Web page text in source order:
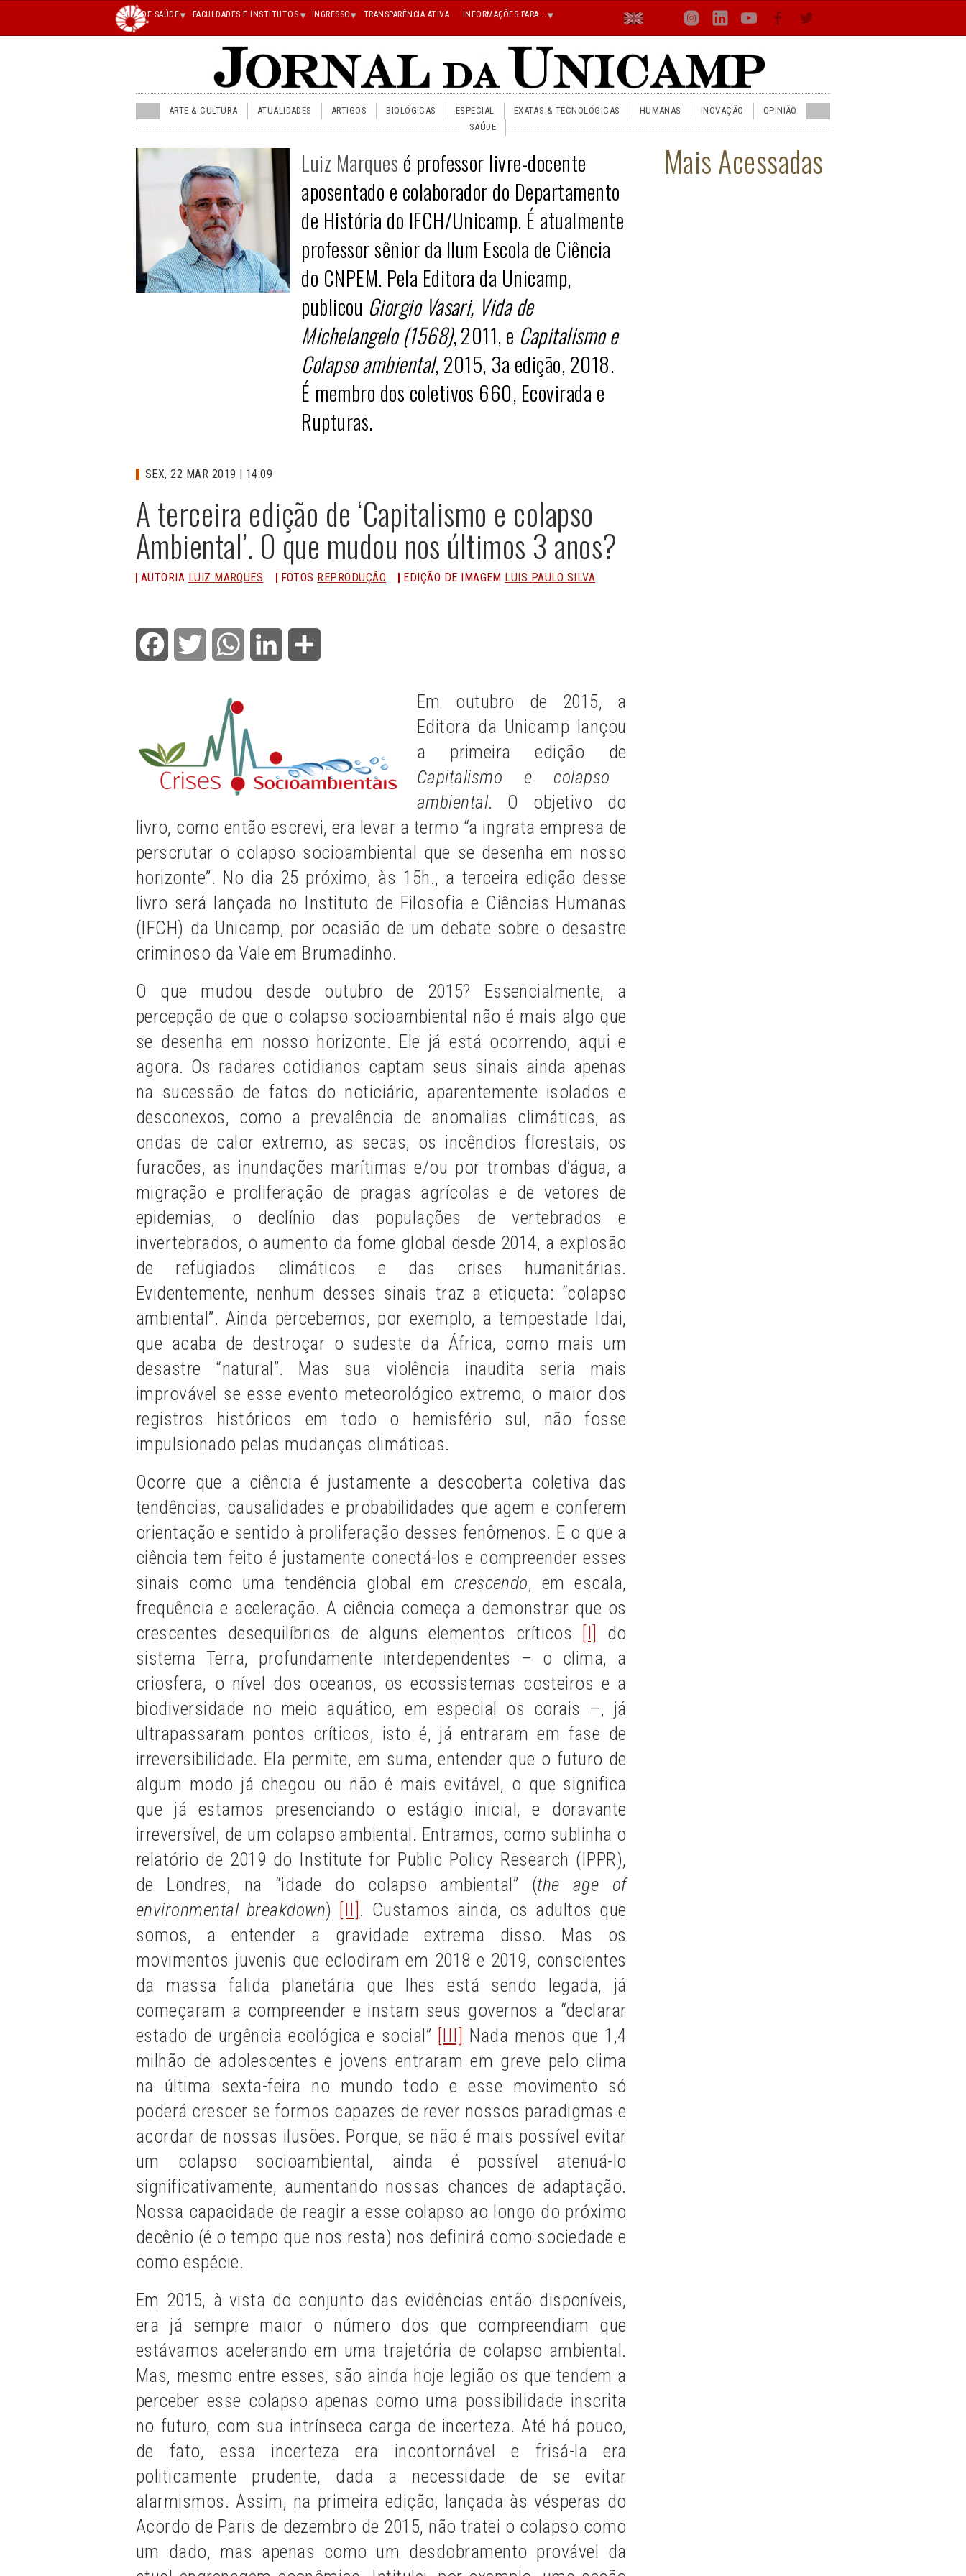
Main
superior
ÁREA DE SAÚDE FACULDADES E INSTITUTOS INGRESSO TRANSPARÊNCIA ATIVA INFORMAÇÕES PARA... Menu
Superior
Direito
En Inst Lin You Face Twit
JU
menu
superior
ARTE & CULTURA ATUALIDADES ARTIGOS BIOLÓGICAS ESPECIAL EXATAS & TECNOLÓGICAS HUMANAS INOVAÇÃO
OPINIÃO
SAÚDE
Luiz Marques é professor livre-docente
aposentado e colaborador do Departamento
de História do IFCH/Unicamp. É atualmente
professor sênior da Ilum Escola de Ciência
do CNPEM. Pela Editora da Unicamp,
publicou Giorgio Vasari, Vida de
Michelangelo (1568), 2011, e Capitalismo e
Colapso ambiental, 2015, 3a edição, 2018.
É membro dos coletivos 660, Ecovirada e
Rupturas.
A terceira edição de ‘Capitalismo e colapso
Ambiental’. O que mudou nos últimos 3 anos?
SEX, 22 MAR 2019 | 14:09
AUTORIA LUIZ MARQUES FOTOS REPRODUÇÃO EDIÇÃO DE IMAGEM LUIS PAULO SILVA
Facebook Twitter WhatsApp LinkedIn
Em outubro de 2015, a
Editora da Unicamp lançou
a primeira edição de
Capitalismo e colapso
ambiental. O objetivo do
livro, como então escrevi, era levar a termo “a ingrata empresa de
perscrutar o colapso socioambiental que se desenha em nosso
horizonte”. No dia 25 próximo, às 15h., a terceira edição desse
livro será lançada no Instituto de Filosofia e Ciências Humanas
(IFCH) da Unicamp, por ocasião de um debate sobre o desastre
criminoso da Vale em Brumadinho.
O que mudou desde outubro de 2015? Essencialmente, a
percepção de que o colapso socioambiental não é mais algo que
se desenha em nosso horizonte. Ele já está ocorrendo, aqui e
agora. Os radares cotidianos captam seus sinais ainda apenas
na sucessão de fatos do noticiário, aparentemente isolados e
desconexos, como a prevalência de anomalias climáticas, as
ondas de calor extremo, as secas, os incêndios florestais, os
furacões, as inundações marítimas e/ou por trombas d’água, a
migração e proliferação de pragas agrícolas e de vetores de
epidemias, o declínio das populações de vertebrados e
invertebrados, o aumento da fome global desde 2014, a explosão
de refugiados climáticos e das crises humanitárias.
Evidentemente, nenhum desses sinais traz a etiqueta: “colapso
ambiental”. Ainda percebemos, por exemplo, a tempestade Idai,
que acaba de destroçar o sudeste da África, como mais um
desastre “natural”. Mas sua violência inaudita seria mais
improvável se esse evento meteorológico extremo, o maior dos
registros históricos em todo o hemisfério sul, não fosse
impulsionado pelas mudanças climáticas.
Ocorre que a ciência é justamente a descoberta coletiva das
tendências, causalidades e probabilidades que agem e conferem
orientação e sentido à proliferação desses fenômenos. E o que a
ciência tem feito é justamente conectá-los e compreender esses
sinais como uma tendência global em crescendo, em escala,
frequência e aceleração. A ciência começa a demonstrar que os
crescentes desequilíbrios de alguns elementos críticos [I]
do
sistema Terra, profundamente interdependentes – o clima, a
criosfera, o nível dos oceanos, os ecossistemas costeiros e a
biodiversidade no meio aquático, em especial os corais –, já
ultrapassaram pontos críticos, isto é, já entraram em fase de
irreversibilidade. Ela permite, em suma, entender que o futuro de
algum modo já chegou ou não é mais evitável, o que significa
que já estamos presenciando o estágio inicial, e doravante
irreversível, de um colapso ambiental. Entramos, como sublinha o
relatório de 2019 do Institute for Public Policy Research (IPPR),
de Londres, na “idade do colapso ambiental” (the age of
environmental breakdown) [II]. Custamos ainda, os adultos que
somos, a entender a gravidade extrema disso. Mas os
movimentos juvenis que eclodiram em 2018 e 2019, conscientes
da massa falida planetária que lhes está sendo legada, já
começaram a compreender e instam seus governos a “declarar
estado de urgência ecológica e social” [III] Nada menos que 1,4
milhão de adolescentes e jovens entraram em greve pelo clima
na última sexta-feira no mundo todo e esse movimento só
poderá crescer se formos capazes de rever nossos paradigmas e
acordar de nossas ilusões. Porque, se não é mais possível evitar
um colapso socioambiental, ainda é possível atenuá-lo
significativamente, aumentando nossas chances de adaptação.
Nossa capacidade de reagir a esse colapso ao longo do próximo
decênio (é o tempo que nos resta) nos definirá como sociedade e
como espécie.
Em 2015, à vista do conjunto das evidências então disponíveis,
era já sempre maior o número dos que compreendiam que
estávamos acelerando em uma trajetória de colapso ambiental.
Mas, mesmo entre esses, são ainda hoje legião os que tendem a
perceber esse colapso apenas como uma possibilidade inscrita
no futuro, com sua intrínseca carga de incerteza. Até há pouco,
de fato, essa incerteza era incontornável e frisá-la era
politicamente prudente, dada a necessidade de se evitar
alarmismos. Assim, na primeira edição, lançada às vésperas do
Acordo de Paris de dezembro de 2015, não tratei o colapso como
um dado, mas apenas como um desdobramento provável da
Mais Acessadas